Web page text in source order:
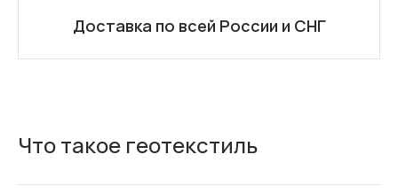
Доставка по всей России и СНГ
Что такое геотекстиль